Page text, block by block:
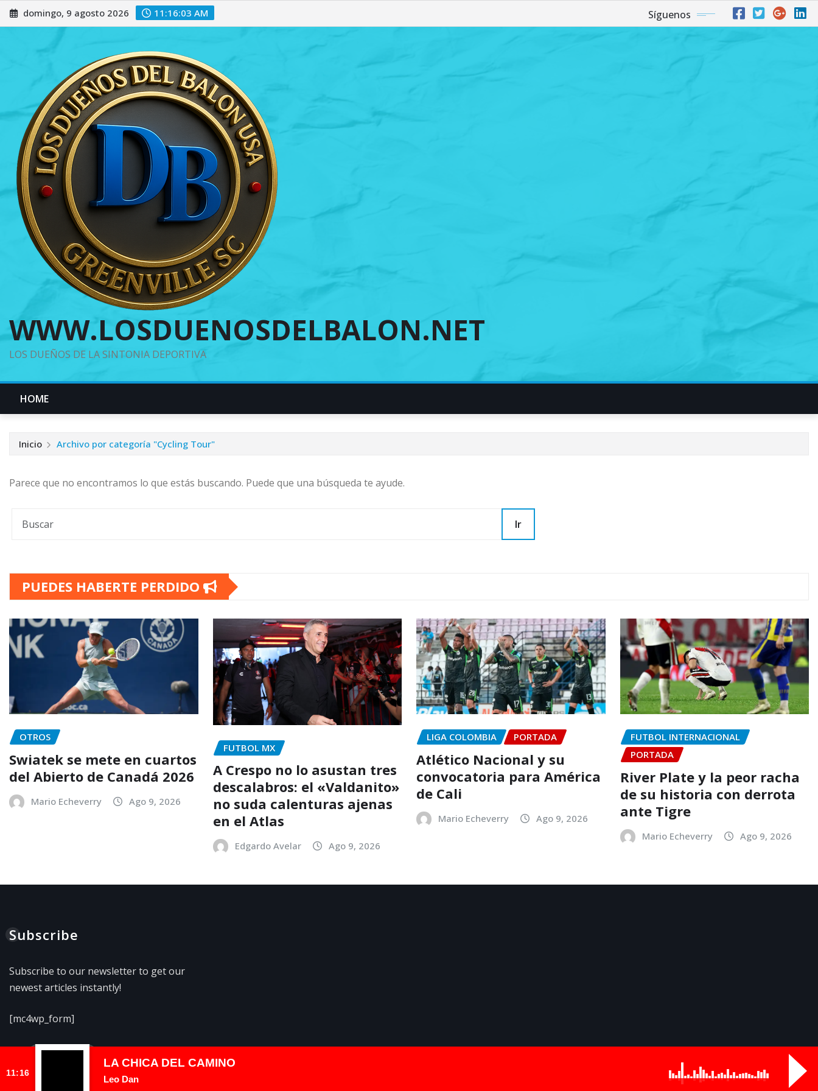
Saltar
al
domingo, 9 agosto 2026 11:16:04 AM Síguenos
WWW.LOSDUENOSDELBALON.NET
LOS DUEÑOS DE LA SINTONIA DEPORTIVA
HOME
Inicio Archivo por categoría "Cycling Tour"
Parece que no encontramos lo que estás buscando. Puede que una búsqueda te ayude.
Ir
PUEDES HABERTE PERDIDO
OTROS
Swiatek se mete en cuartos
del Abierto de Canadá 2026
Mario Echeverry Ago 9, 2026
FUTBOL MX
A Crespo no lo asustan tres
descalabros: el «Valdanito»
no suda calenturas ajenas
en el Atlas
Edgardo Avelar Ago 9, 2026
LIGA COLOMBIA PORTADA
Atlético Nacional y su
convocatoria para América
de Cali
Mario Echeverry Ago 9, 2026
FUTBOL INTERNACIONAL
PORTADA
River Plate y la peor racha
de su historia con derrota
ante Tigre
Mario Echeverry Ago 9, 2026
Subscribe
Subscribe to our newsletter to get our
newest articles instantly!
[mc4wp_form]
11:16
LA CHICA DEL CAMINO
Leo Dan